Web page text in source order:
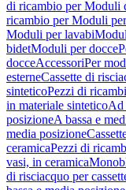
di ricambio per Moduli
ricambio per Moduli
Moduli per lavabi
bidetModuli per docce
docceAccessoriPer
esterneCassette di
sinteticoPezzi di
in materiale sinteticoAd
posizioneA bassa e
media posizione
ceramicaPezzi di
vasi, in ceramica
di risciacquo per